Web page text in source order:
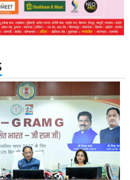
अभियान का किया शुभारंभ